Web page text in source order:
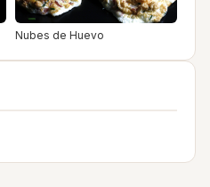
Nubes de Huevo